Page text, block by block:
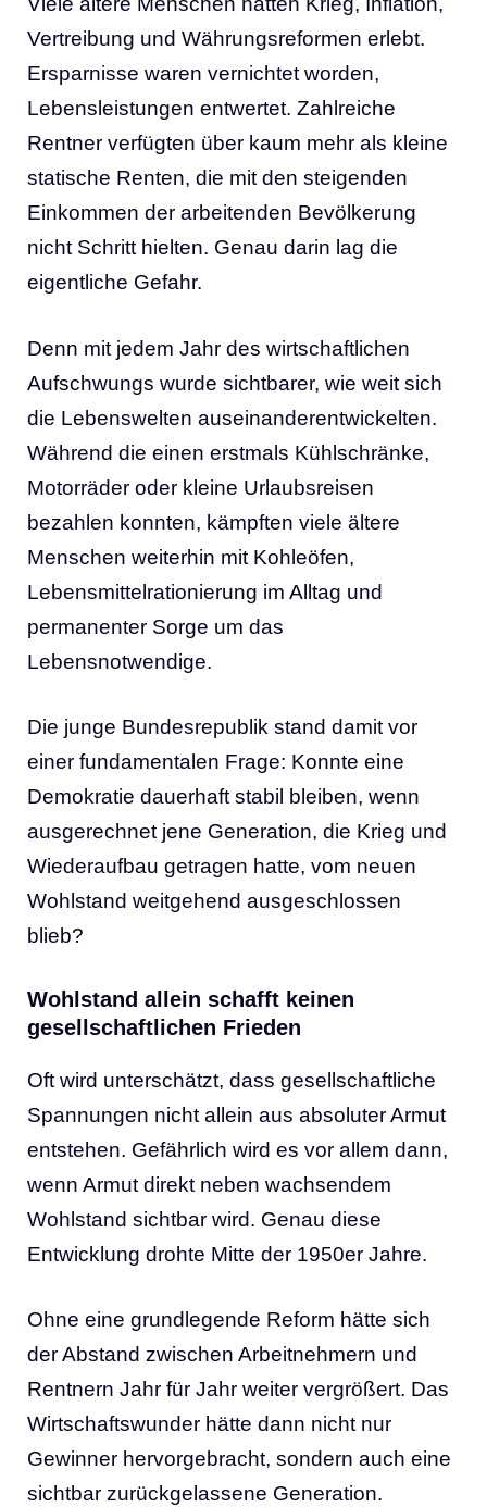
Vertreibung und Währungsreformen erlebt.
Ersparnisse waren vernichtet worden,
Lebensleistungen entwertet. Zahlreiche
Rentner verfügten über kaum mehr als kleine
statische Renten, die mit den steigenden
Einkommen der arbeitenden Bevölkerung
nicht Schritt hielten. Genau darin lag die
eigentliche Gefahr.
Denn mit jedem Jahr des wirtschaftlichen
Aufschwungs wurde sichtbarer, wie weit sich
die Lebenswelten auseinanderentwickelten.
Während die einen erstmals Kühlschränke,
Motorräder oder kleine Urlaubsreisen
bezahlen konnten, kämpften viele ältere
Menschen weiterhin mit Kohleöfen,
Lebensmittelrationierung im Alltag und
permanenter Sorge um das
Lebensnotwendige.
Die junge Bundesrepublik stand damit vor
einer fundamentalen Frage: Konnte eine
Demokratie dauerhaft stabil bleiben, wenn
ausgerechnet jene Generation, die Krieg und
Wiederaufbau getragen hatte, vom neuen
Wohlstand weitgehend ausgeschlossen
blieb?
Wohlstand allein schafft keinen
gesellschaftlichen Frieden
Oft wird unterschätzt, dass gesellschaftliche
Spannungen nicht allein aus absoluter Armut
entstehen. Gefährlich wird es vor allem dann,
wenn Armut direkt neben wachsendem
Wohlstand sichtbar wird. Genau diese
Entwicklung drohte Mitte der 1950er Jahre.
Ohne eine grundlegende Reform hätte sich
der Abstand zwischen Arbeitnehmern und
Rentnern Jahr für Jahr weiter vergrößert. Das
Wirtschaftswunder hätte dann nicht nur
Gewinner hervorgebracht, sondern auch eine
sichtbar zurückgelassene Generation.